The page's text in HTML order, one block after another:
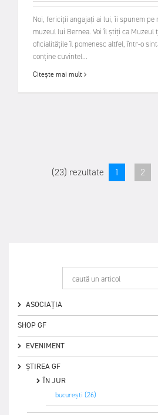
Noi, fericiții angajați ai lui, îi spunem pe
muzeul lui Bernea. Voi îl știți ca Muzeul
oficialitățile îl pomenesc altfel, într-o
conține cuvintel...
Citește mai mult
(23) rezultate 1 2
ASOCIAȚIA
SHOP GF
EVENIMENT
ȘTIREA GF
ÎN JUR
bucurești (26)